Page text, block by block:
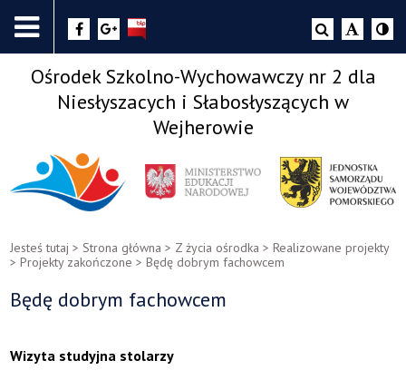
Ośrodek Szkolno-Wychowawczy nr 2 dla
Niesłyszacych i Słabosłyszących w
Wejherowie
Jesteś tutaj >Strona główna > Z życia ośrodka >Realizowane projekty
>Projekty zakończone >Będę dobrym fachowcem
Będę dobrym fachowcem
Wizyta studyjna stolarzy